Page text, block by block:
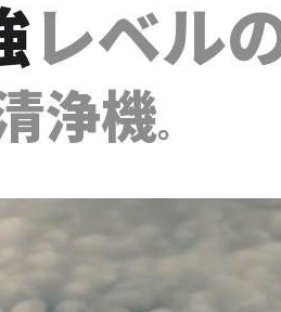
レベル
浄機。